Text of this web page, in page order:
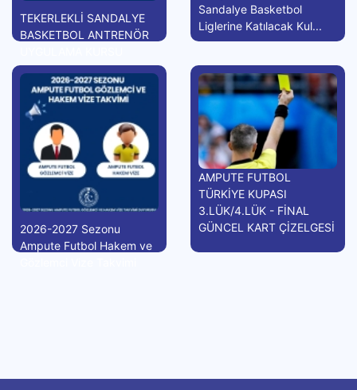
TEKERLEKLİ SANDALYE
BASKETBOL ANTRENÖR
Sandalye Basketbol
Liglerine Katılacak Kul...
2026-2027 Sezonu
Ampute Futbol Hakem ve
AMPUTE FUTBOL
TÜRKİYE KUPASI
3.LÜK/4.LÜK - FİNAL
GÜNCEL KART ÇİZELGESİ